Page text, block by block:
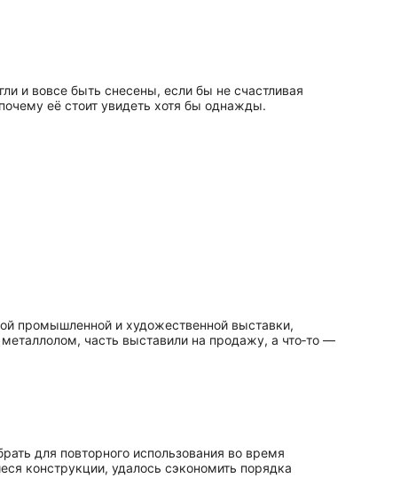
и вовсе быть снесены, если бы не счастливая
её стоит увидеть хотя бы однажды.
промышленной и художественной выставки,
часть выставили на продажу, а что‑то —
для повторного использования во время
конструкции, удалось сэкономить порядка